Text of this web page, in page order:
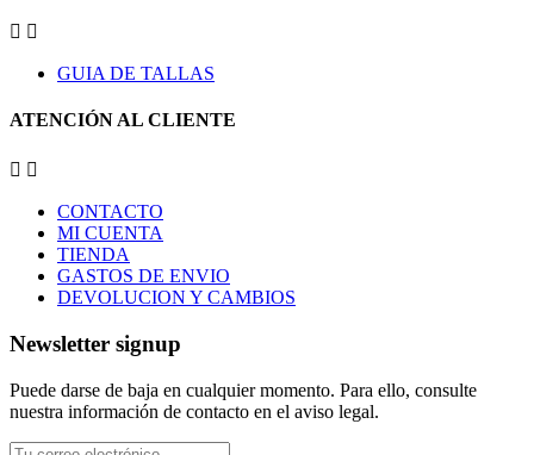
 
GUIA DE TALLAS
ATENCIÓN AL CLIENTE
 
CONTACTO
MI CUENTA
TIENDA
GASTOS DE ENVIO
DEVOLUCION Y CAMBIOS
Newsletter signup
Puede darse de baja en cualquier momento. Para ello, consulte
nuestra información de contacto en el aviso legal.